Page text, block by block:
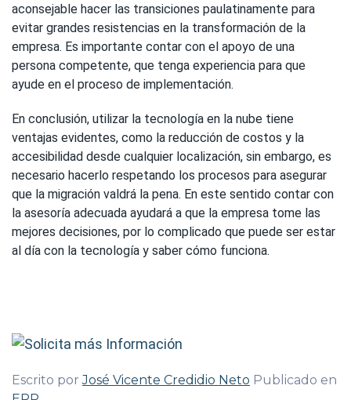
aconsejable hacer las transiciones paulatinamente para
evitar grandes resistencias en la transformación de la
empresa. Es importante contar con el apoyo de una
persona competente, que tenga experiencia para que
ayude en el proceso de implementación.
En conclusión, utilizar la tecnología en la nube tiene
ventajas evidentes, como la reducción de costos y la
accesibilidad desde cualquier localización, sin embargo, es
necesario hacerlo respetando los procesos para asegurar
que la migración valdrá la pena. En este sentido contar con
la asesoría adecuada ayudará a que la empresa tome las
mejores decisiones, por lo complicado que puede ser estar
al día con la tecnología y saber cómo funciona.
Escrito porJosé Vicente Credidio Neto Publicado en